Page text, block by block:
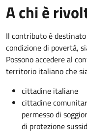
A chi è
Il contributo è
condizione di povertà,
Possono accedere al
territorio italiano che
cittadine italiane
cittadine
permesso di
di protezione